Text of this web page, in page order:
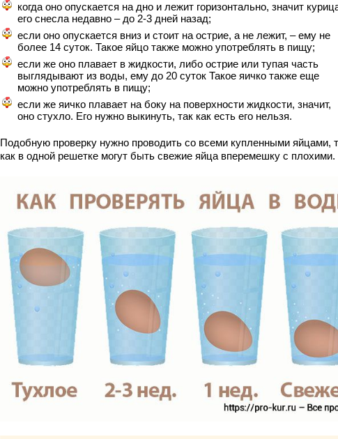
когда оно опускается на дно и лежит горизонтально, значит
его снесла недавно – до 2-3 дней назад;
если оно опускается вниз и стоит на острие, а не лежит, – ему не
более 14 суток. Такое яйцо также можно употреблять в пищу;
если же оно плавает в жидкости, либо острие или тупая часть
выглядывают из воды, ему до 20 суток Такое яичко также еще
можно употреблять в пищу;
если же яичко плавает на боку на поверхности жидкости, значит,
оно стухло. Его нужно выкинуть, так как есть его нельзя.
Подобную проверку нужно проводить со всеми купленными яйцами,
как в одной решетке могут быть свежие яйца вперемешку с плохими.